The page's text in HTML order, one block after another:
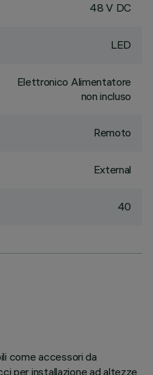
48 V DC
LED
Elettronico Alimentatore
non incluso
Remoto
External
40
come accessori da
per installazione ad altezze